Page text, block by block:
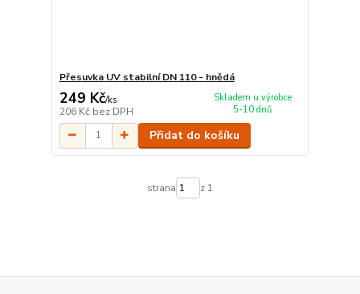
Přesuvka UV stabilní DN 110 - hnědá
249 Kč/ks
206 Kč bez DPH
Skladem u výrobce
5-10 dnů
Přidat do košíku
strana z 1